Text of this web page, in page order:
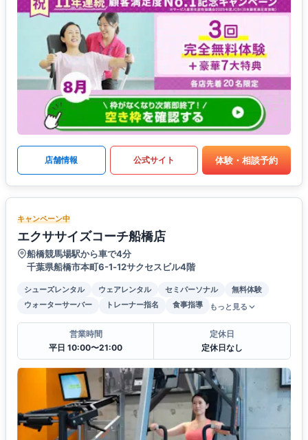
店舗情報 公式サイト 体験・相談予約
キャンペーン中
エクササイズコーチ船橋店
船橋競馬場駅から車で4分
千葉県船橋市本町6-1‐12サクセスビル4階
シューズレンタル ウェアレンタル セミパーソナル
無料体験
ウォーターサーバー
トレーナー指名 食事指導 もっと見る
営業時間
平日 10:00〜21:00
定休日
定休日なし